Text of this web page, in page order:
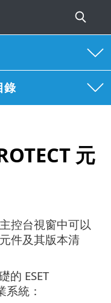
錄
元
控台視窗中可以
件及其版本清
的 ESET
系統：